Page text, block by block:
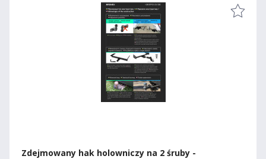
Zdejmowany hak holowniczy na 2 śruby -